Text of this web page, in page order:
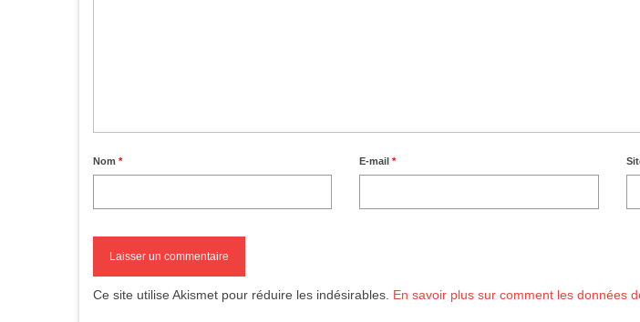
Nom * E-mail*
Ce site utilise Akismet pour réduire les indésirables. En savoir plus sur comment les données